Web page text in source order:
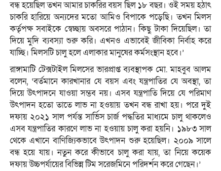
বন্ধ হয়েছিল তখন আমার চাকরির বয়স ছিল ১৮ বছর। ওই সময় হঠাৎ
চাকরি হারিয়ে অন্যদের মতো আমিও বিপাকে পড়েছি। তখন মিলস
কর্তৃপক্ষ সবাইকে স্বেচ্ছায় অবসরে পাঠান। কিছু টাকা দিয়েছিল। তা
দিয়ে মুদি ব্যবস্যা শুরু করি। এখনও এভাবেই জীবিকা নির্বাহ করে
যাচ্ছি। মিলসটি চালু হলে এলাকার মানুষের কর্মসংস্থান হবে।’
রাঙ্গামাটি টেক্সটাইল মিলসের ভারপ্রাপ্ত ব্যবস্থাপক মো. মাহবুব আলম
বলেন, ‘বর্তমানে কারখানার যে বয়স এবং যন্ত্রপাতির যে অবস্থা, তা
দিয়ে উৎপাদনে যাওয়া সম্ভব নয়। এসব যন্ত্রপাতি দিয়ে যে পরিমাণ
উৎপাদন হতো তাতে লাভ না হওয়ায় তখন বন্ধ রাখা হয়। পরে দুই
দফায় ২০২১ সাল পর্যন্ত সার্ভিস চার্জ পদ্ধতির মাধ্যমে চালু থাকলেও
এসব যন্ত্রপাতির কারণে লাভ না হওয়ায় চালু করা হয়নি। ১৯৮৩ সাল
থেকে এখানে বাণিজ্যিকভাবে উৎপাদন শুরু হয়েছিল। ২০০৯ সালে
বন্ধ হয়ে যায়। নতুন করে কীভাবে চালু করা যায়, তা নিয়ে কয়েক
দফায় উচ্চপর্যায়ের বিভিন্ন টিম সরেজমিনে পরিদর্শন করে গেছেন।’